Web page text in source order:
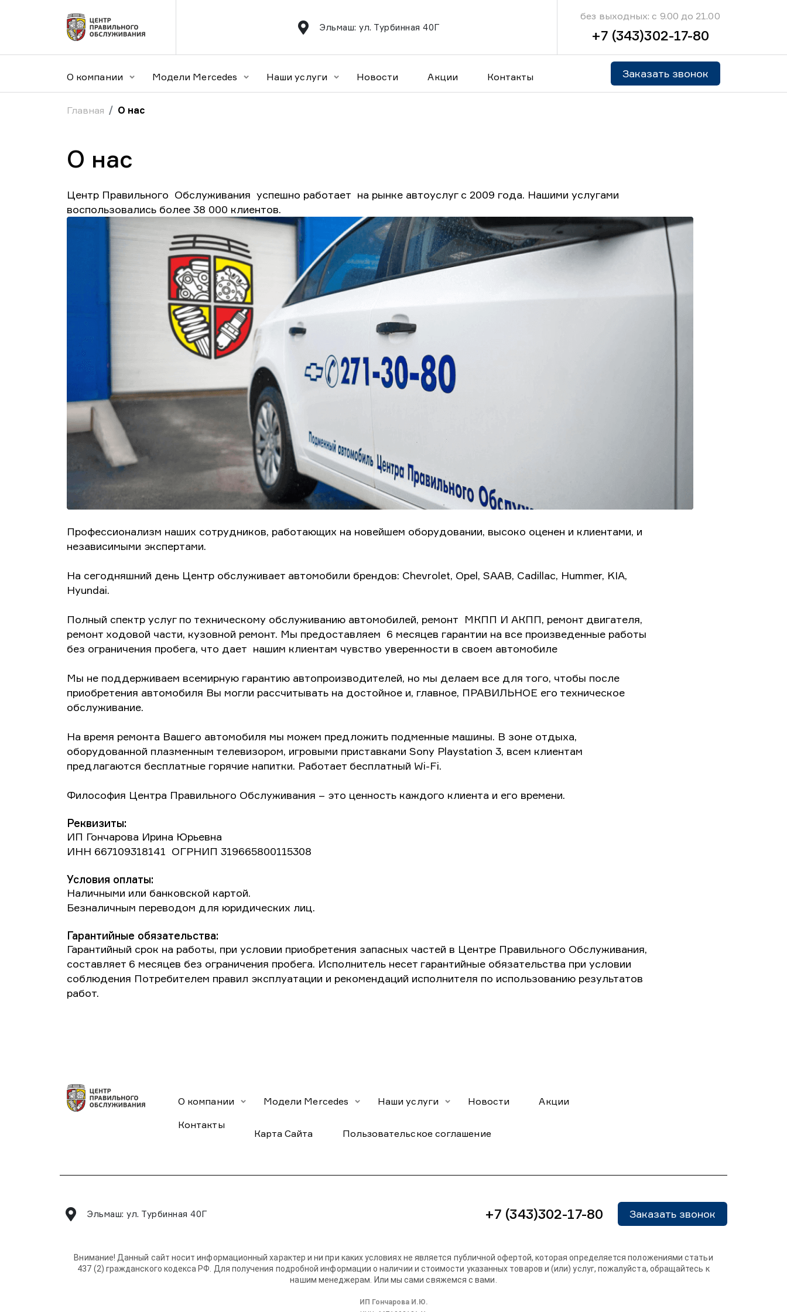
Эльмаш: ул. Турбинная 40Г
без выходных: с 9.00 до 21.00
+7 (343)302-17-80
О компании Модели Mercedes Наши услуги Новости Акции Контакты Заказать звонок
Главная О нас
О нас
Центр Правильного Обслуживания успешно работает на рынке автоуслуг с 2009 года. Нашими услугами
воспользовались более 38 000 клиентов.
Профессионализм наших сотрудников, работающих на новейшем оборудовании, высоко оценен и клиентами, и
независимыми экспертами.
На сегодняшний день Центр обслуживает автомобили брендов: Chevrolet, Opel, SAAB, Cadillac, Hummer, KIA,
Hyundai.
Полный спектр услуг по техническому обслуживанию автомобилей, ремонт МКПП И АКПП, ремонт двигателя,
ремонт ходовой части, кузовной ремонт. Мы предоставляем 6 месяцев гарантии на все произведенные работы
без ограничения пробега, что дает нашим клиентам чувство уверенности в своем автомобиле
Мы не поддерживаем всемирную гарантию автопроизводителей, но мы делаем все для того, чтобы после
приобретения автомобиля Вы могли рассчитывать на достойное и, главное, ПРАВИЛЬНОЕ его техническое
обслуживание.
На время ремонта Вашего автомобиля мы можем предложить подменные машины. В зоне отдыха,
оборудованной плазменным телевизором, игровыми приставками Sony Playstation 3, всем клиентам
предлагаются бесплатные горячие напитки. Работает бесплатный Wi-Fi.
Философия Центра Правильного Обслуживания – это ценность каждого клиента и его времени.
Реквизиты:
ИП Гончарова Ирина Юрьевна
ИНН 667109318141 ОГРНИП 319665800115308
Условия оплаты:
Наличными или банковской картой.
Безналичным переводом для юридических лиц.
Гарантийные обязательства:
Гарантийный срок на работы, при условии приобретения запасных частей в Центре Правильного Обслуживания,
составляет 6 месяцев без ограничения пробега. Исполнитель несет гарантийные обязательства при условии
соблюдения Потребителем правил эксплуатации и рекомендаций исполнителя по использованию результатов
работ.
О компании Модели Mercedes Наши услуги Новости
Акции
Контакты
Карта Сайта Пользовательское соглашение
Эльмаш: ул. Турбинная 40Г +7 (343)302-17-80 Заказать звонок
Внимание! Данный сайт носит информационный характер и ни при каких условиях не является публичной офертой, которая определяется положениями статьи
437 (2) гражданского кодекса РФ. Для получения подробной информации о наличии и стоимости указанных товаров и (или) услуг, пожалуйста, обращайтесь к
нашим менеджерам. Или мы сами свяжемся с вами.
ИП Гончарова И.Ю.